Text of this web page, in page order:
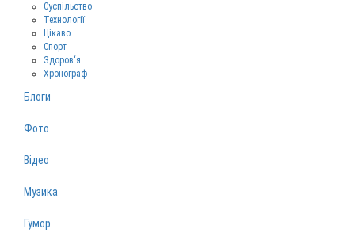
Суспільство
Технології
Цікаво
Спорт
Здоров‘я
Хронограф
Блоги
Фото
Відео
Музика
Гумор